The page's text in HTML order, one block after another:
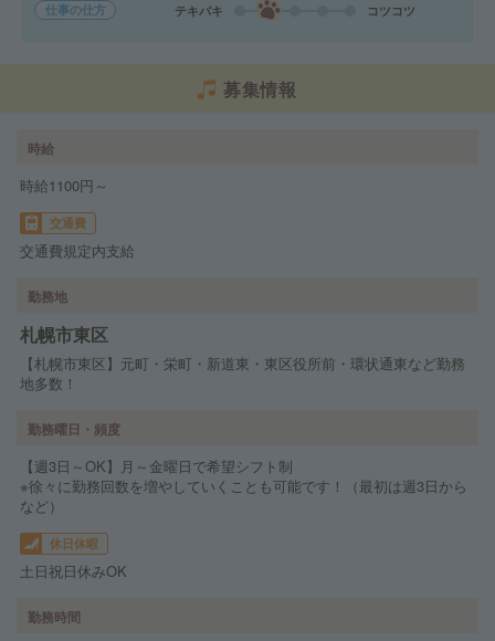
仕事の仕方 テキパキ コツコツ
募集情報
時給
時給1100円～
交通費
交通費規定内支給
勤務地
札幌市東区
【札幌市東区】元町・栄町・新道東・東区役所前・環状通東など勤務
地多数！
勤務曜日・頻度
【週3日～OK】月～金曜日で希望シフト制
※徐々に勤務回数を増やしていくことも可能です！（最初は週3日から
など）
休日休暇
土日祝日休みOK
勤務時間